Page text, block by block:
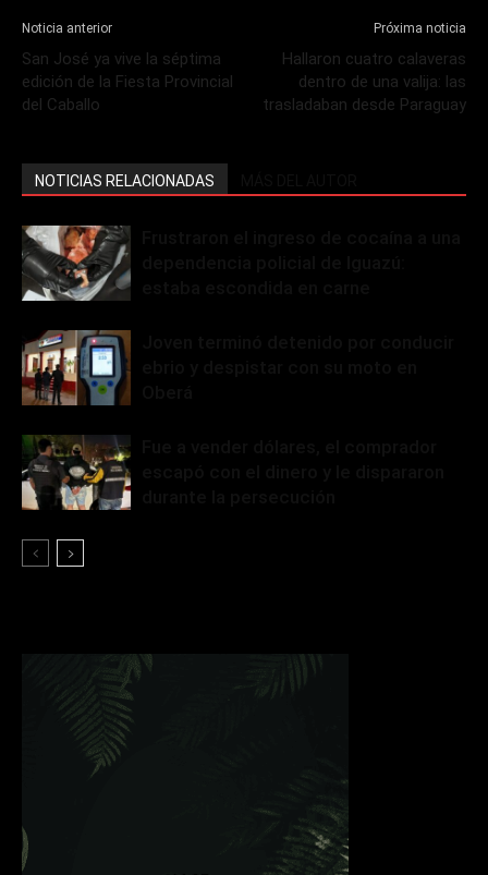
Noticia anterior
San José ya vive la séptima
edición de la Fiesta Provincial
del Caballo
Próxima noticia
Hallaron cuatro calaveras
dentro de una valija: las
trasladaban desde Paraguay
NOTICIAS RELACIONADAS